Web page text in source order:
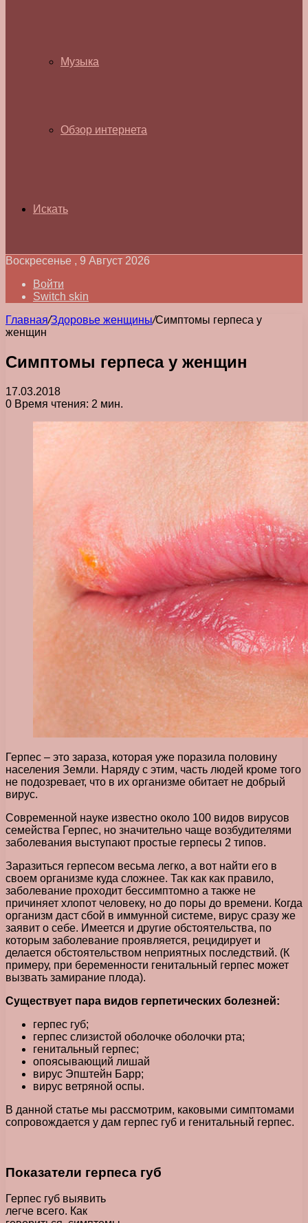
Музыка
Обзор интернета
Искать
Воскресенье , 9 Август 2026
Войти
Switch skin
Главная/Здоровье женщины/Симптомы герпеса у
женщин
Симптомы герпеса у женщин
17.03.2018
0 Время чтения: 2 мин.
Герпес – это зараза, которая уже поразила половину
населения Земли. Наряду с этим, часть людей кроме того
не подозревает, что в их организме обитает не добрый
вирус.
Современной науке известно около 100 видов вирусов
семейства Герпес, но значительно чаще возбудителями
заболевания выступают простые герпесы 2 типов.
Заразиться герпесом весьма легко, а вот найти его в
своем организме куда сложнее. Так как как правило,
заболевание проходит бессимптомно а также не
причиняет хлопот человеку, но до поры до времени. Когда
организм даст сбой в иммунной системе, вирус сразу же
заявит о себе. Имеется и другие обстоятельства, по
которым заболевание проявляется, рецидирует и
делается обстоятельством неприятных последствий. (К
примеру, при беременности генитальный герпес может
вызвать замирание плода).
Существует пара видов герпетических болезней:
герпес губ;
герпес слизистой оболочке оболочки рта;
генитальный герпес;
опоясывающий лишай
вирус Эпштейн Барр;
вирус ветряной оспы.
В данной статье мы рассмотрим, каковыми симптомами
сопровождается у дам герпес губ и генитальный герпес.
Показатели герпеса губ
Герпес губ выявить
легче всего. Как